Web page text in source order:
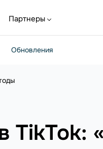
Партнеры
Обновления
TikTok: